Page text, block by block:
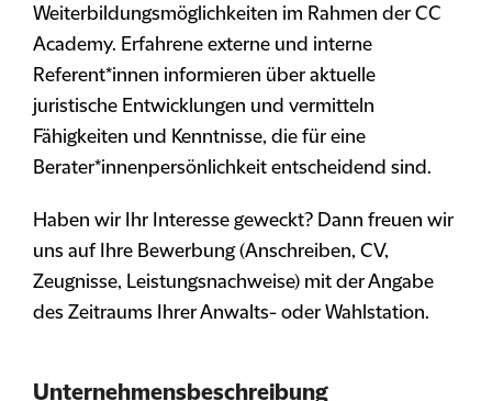
Weiterbildungsmöglichkeiten im Rahmen der CC
Academy. Erfahrene externe und interne
Referent*innen informieren über aktuelle
juristische Entwicklungen und vermitteln
Fähigkeiten und Kenntnisse, die für eine
Berater*innenpersönlichkeit entscheidend sind.
Haben wir Ihr Interesse geweckt? Dann freuen wir
uns auf Ihre Bewerbung (Anschreiben, CV,
Zeugnisse, Leistungsnachweise) mit der Angabe
des Zeitraums Ihrer Anwalts- oder Wahlstation.
Unternehmensbeschreibung